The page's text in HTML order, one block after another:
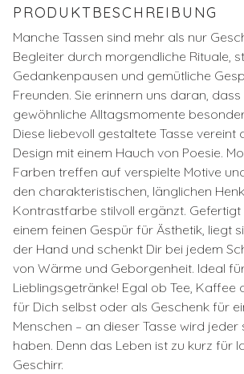
PRODUKTBESCHREIBUNG
Manche Tassen sind mehr als nur
Begleiter durch morgendliche Rituale,
Gedankenpausen und gemütliche
Freunden. Sie erinnern uns daran,
gewöhnliche Alltagsmomente
Diese liebevoll gestaltete Tasse vereint
Design mit einem Hauch von Poesie.
Farben treffen auf verspielte Motive
den charakteristischen, länglichen
Kontrastfarbe stilvoll ergänzt. Gefertigt
einem feinen Gespür für Ästhetik, liegt
der Hand und schenkt Dir bei jedem
von Wärme und Geborgenheit. Ideal
Lieblingsgetränke! Egal ob Tee, Kaffee
für Dich selbst oder als Geschenk für
Menschen – an dieser Tasse wird jeder
haben. Denn das Leben ist zu kurz für
Geschirr.